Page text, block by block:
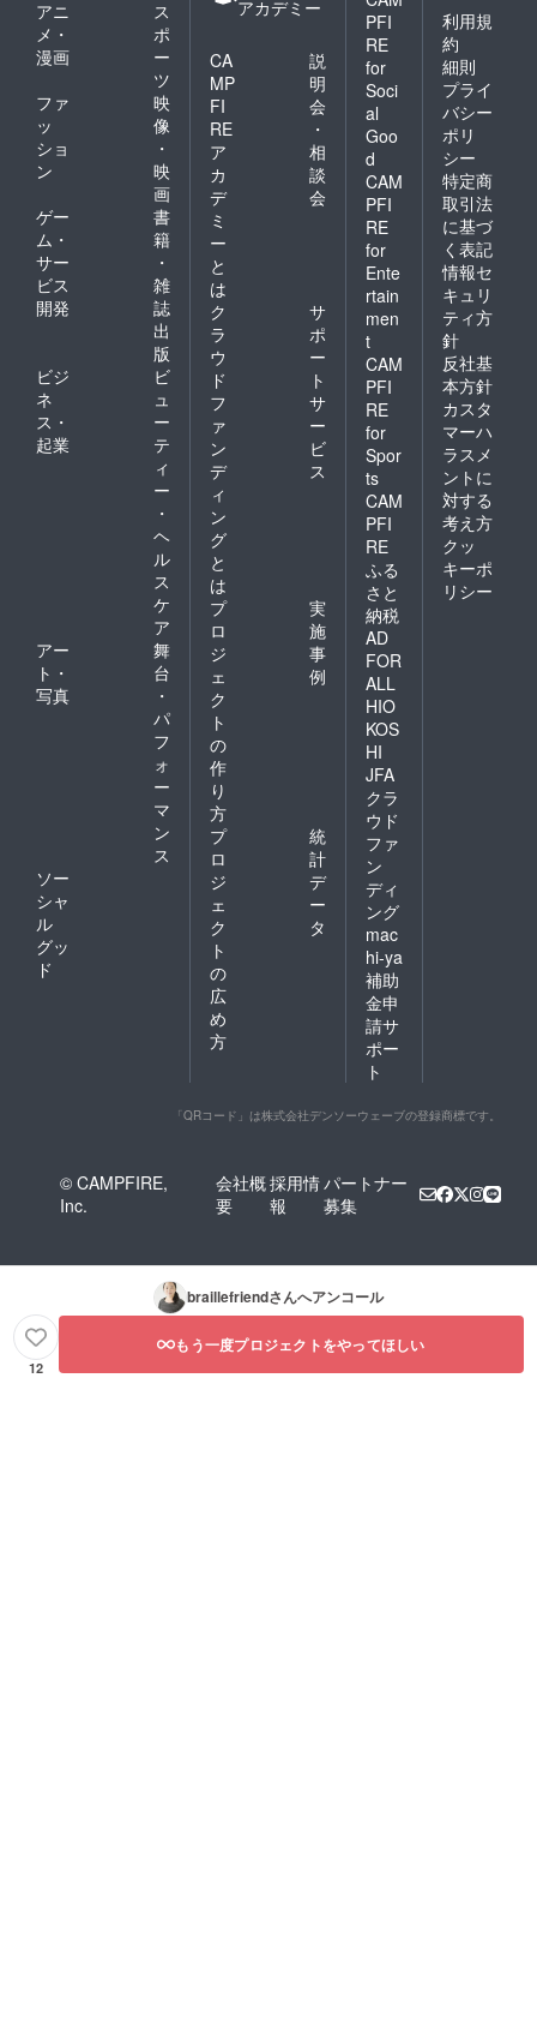
アニ
メ・
漫画
ス
ポ
ー
ツ
ファ
ッ
ショ
ン
映
像
・
映
画
ゲー
ム・
サー
ビス
開発
書
籍
・
雑
誌
出
版
ビジ
ネ
ス・
起業
ビ
ュ
ー
テ
ィ
ー
・
ヘ
ル
ス
ケ
ア
アー
ト・
写真
舞
台
・
パ
フ
ォ
ー
マ
ン
ス
ソー
シャ
ル
グッ
ド
アカデミー
CA
MP
FI
RE
ア
カ
デ
ミ
ー
と
は
説
明
会
・
相
談
会
ク
ラ
ウ
ド
フ
ァ
ン
デ
ィ
ン
グ
と
は
サ
ポ
ー
ト
サ
ー
ビ
ス
プ
ロ
ジ
ェ
ク
ト
の
作
り
方
実
施
事
例
プ
ロ
ジ
ェ
ク
ト
の
広
め
方
統
計
デ
ー
タ
PFI
RE
for
Soci
al
Goo
d
CAM
PFI
RE
for
Ente
rtain
men
t
CAM
PFI
RE
for
Spor
ts
CAM
PFI
RE
ふる
さと
納税
AD
FOR
ALL
HIO
KOS
HI
JFA
クラ
ウド
ファ
ン
ディ
ング
mac
hi-ya
補助
金申
請サ
ポー
ト
利用規
約
細則
プライ
バシー
ポリ
シー
特定商
取引法
に基づ
く表記
情報セ
キュリ
ティ方
針
反社基
本方針
カスタ
マーハ
ラスメ
ントに
対する
考え方
クッ
キーポ
リシー
「QRコード」は株式会社デンソーウェーブの登録商標です。
© CAMPFIRE,
Inc.
会社概
要
採用情
報
パートナー
募集
braillefriendさんへアンコール
12
もう一度プロジェクトをやってほしい